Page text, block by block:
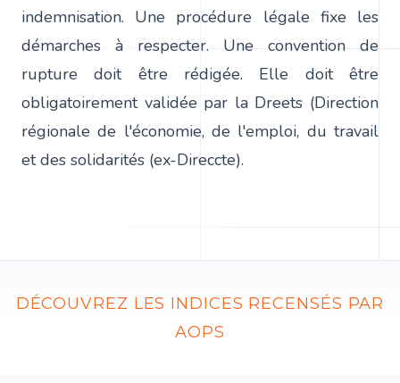
indemnisation. Une procédure légale fixe les
démarches à respecter. Une convention de
rupture doit être rédigée. Elle doit être
obligatoirement validée par la Dreets (Direction
régionale de l'économie, de l'emploi, du travail
et des solidarités (ex-Direccte).
DÉCOUVREZ LES INDICES RECENSÉS PAR
AOPS